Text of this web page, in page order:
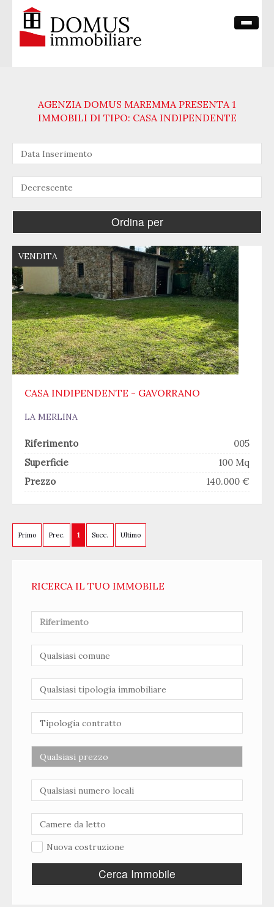
VENDITE
AGENZIA DOMUS MAREMMA PRESENTA 1
IMMOBILI DI TIPO: CASA INDIPENDENTE
VENDITA
CASA INDIPENDENTE - GAVORRANO
LA MERLINA
Riferimento
005
Superficie
100 Mq
Prezzo
140.000 €
Primo Prec. 1 Succ. Ultimo
RICERCA IL TUO IMMOBILE
Nuova costruzione
Cerca Immobile